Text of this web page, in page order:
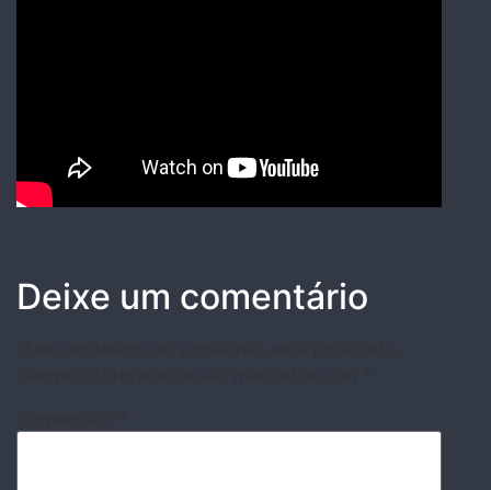
Deixe um comentário